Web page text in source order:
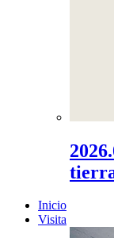
Inicio
Visita